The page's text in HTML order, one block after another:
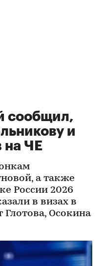
сообщил,
и
на ЧЕ
а также
России 2026
в визах в
Осокина